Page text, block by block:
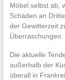
Möbel selbst ab,
Schäden an
der Gewitterzeit
Überraschungen.
Die aktuelle
außerhalb der
überall in